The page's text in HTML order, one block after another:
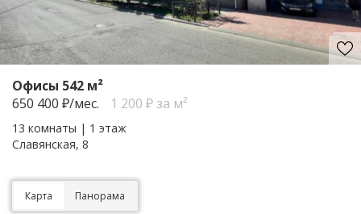
Офисы 542 м²
650 400 ₽/мес. 1 200 ₽ за м²
13 комнаты | 1 этаж
Славянская, 8
Карта Панорама